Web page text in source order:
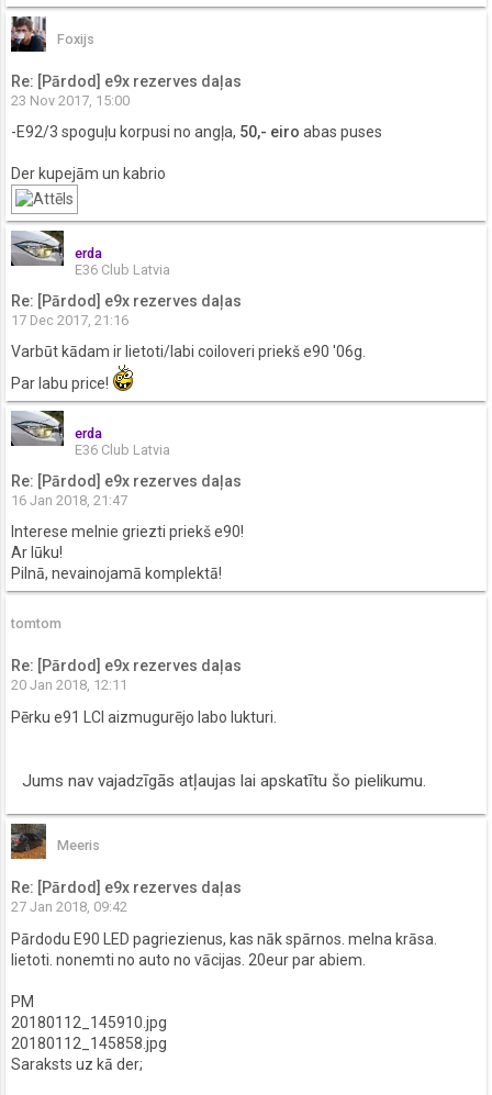
Foxijs
Re: [Pārdod] e9x rezerves daļas
23 Nov 2017, 15:00
-E92/3 spoguļu korpusi no angļa, 50,- eiro abas puses
Der kupejām un kabrio
erda
E36 Club Latvia
Re: [Pārdod] e9x rezerves daļas
17 Dec 2017, 21:16
Varbūt kādam ir lietoti/labi coiloveri priekš e90 '06g.
Par labu price!
erda
E36 Club Latvia
Re: [Pārdod] e9x rezerves daļas
16 Jan 2018, 21:47
Interese melnie griezti priekš e90!
Ar lūku!
Pilnā, nevainojamā komplektā!
tomtom
Re: [Pārdod] e9x rezerves daļas
20 Jan 2018, 12:11
Pērku e91 LCI aizmugurējo labo lukturi.
Jums nav vajadzīgās atļaujas lai apskatītu šo pielikumu.
Meeris
Re: [Pārdod] e9x rezerves daļas
27 Jan 2018, 09:42
Pārdodu E90 LED pagriezienus, kas nāk spārnos. melna krāsa.
lietoti. nonemti no auto no vācijas. 20eur par abiem.
PM
20180112_145910.jpg
20180112_145858.jpg
Saraksts uz kā der;